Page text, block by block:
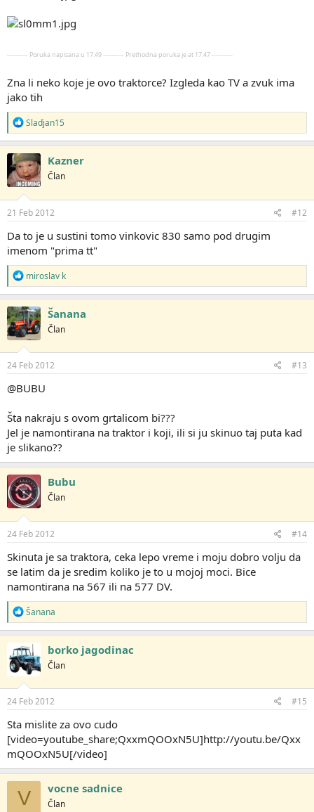
---------- Poruka napisana u 17:49 ---------- Prethodna poruka je at 17:47 ----------
Zna li neko koje je ovo traktorce? Izgleda kao TV a zvuk ima
jako tih
R
e
a
g
o
v
a
n
j
:
Sladjan15
Kazner
Član
21 Feb 2012 #12
Da to je u sustini tomo vinkovic 830 samo pod drugim
imenom "prima tt"
R
e
a
g
o
v
a
n
j
miroslav k
Šanana
Član
24 Feb 2012 #13
@BUBU
Šta nakraju s ovom grtalicom bi???
Jel je namontirana na traktor i koji, ili si ju skinuo taj puta kad
je slikano??
Bubu
Član
24 Feb 2012 #14
Skinuta je sa traktora, ceka lepo vreme i moju dobro volju da
se latim da je sredim koliko je to u mojoj moci. Bice
namontirana na 567 ili na 577 DV.
R
e
a
g
o
v
a
n
j
:
Šanana
borko jagodinac
Član
24 Feb 2012 #15
Sta mislite za ovo cudo
[video=youtube_share;QxxmQOOxN5U]http://youtu.be/Qxx
mQOOxN5U[/video]
V vocne sadnice
Član